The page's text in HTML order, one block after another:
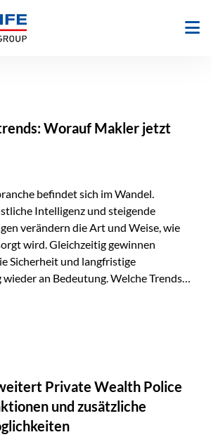
Worauf Makler jetzt
befindet sich im Wandel.
Intelligenz und steigende
verändern die Art und Weise, wie
wird. Gleichzeitig gewinnen
Sicherheit und langfristige
an Bedeutung. Welche Trends
und KI verändern die
beschleunigen Abläufe und
das Wesentliche: die persönliche
wird die individuelle Betreuung
Erfolgsfaktor. Technologie kann
entsteht jedoch weiterhin im
Private Wealth Police
und zusätzliche